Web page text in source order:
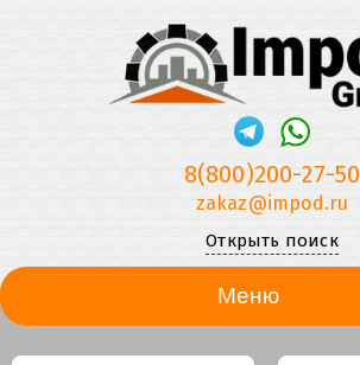
8(800)200-27-50
zakaz@impod.ru
Открыть поиск
Меню